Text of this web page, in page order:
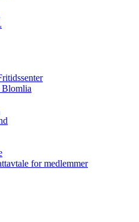
Blomlia
for medlemmer